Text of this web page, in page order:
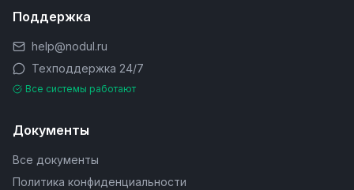
Поддержка
help@nodul.ru
Техподдержка 24/7
Все системы работают
Документы
Все документы
Политика конфиденциальности